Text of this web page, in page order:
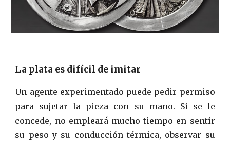
La plata es difícil de imitar
Un agente experimentado puede pedir permiso
para sujetar la pieza con su mano. Si se le
concede, no empleará mucho tiempo en sentir
su peso y su conducción térmica, observar su